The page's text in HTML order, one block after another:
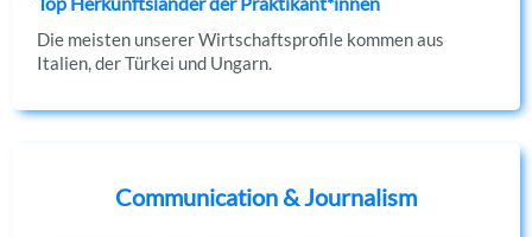
Die meisten unserer Wirtschaftsprofile kommen aus
Italien, der Türkei und Ungarn.
Communication & Journalism